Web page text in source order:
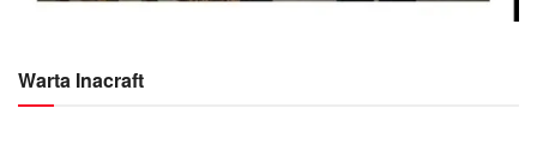
Warta Inacraft